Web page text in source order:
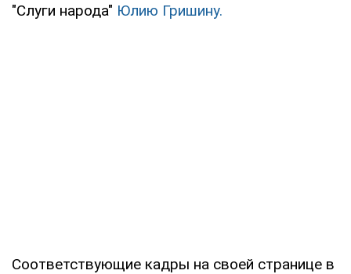
"Слуги народа" Юлию Гришину.
Соответствующие кадры на своей странице в